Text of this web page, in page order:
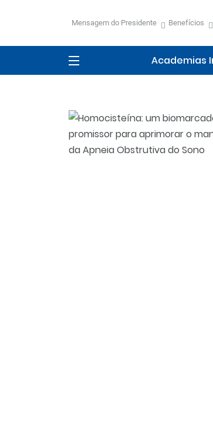
Mensagem do Presidente Benefícios
Academias